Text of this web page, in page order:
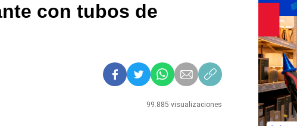
con tubos de
99.885 visualizaciones